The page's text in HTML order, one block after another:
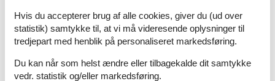
Sommerhuse i Fanø Bad
© Niclas Jessen, VisitDenmark
Hvis du accepterer brug af alle cookies, giver du (ud over
statistik) samtykke til, at vi må videresende oplysninger til
tredjepart med henblik på personaliseret markedsføring.
Du kan når som helst ændre eller tilbagekalde dit samtykke
vedr. statistik og/eller markedsføring.